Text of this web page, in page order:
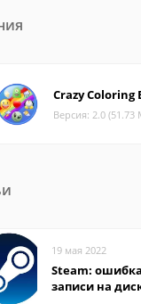
Crazy Coloring
Версия: 2.0 (51.73
19 мая 2022
Steam:
записи на